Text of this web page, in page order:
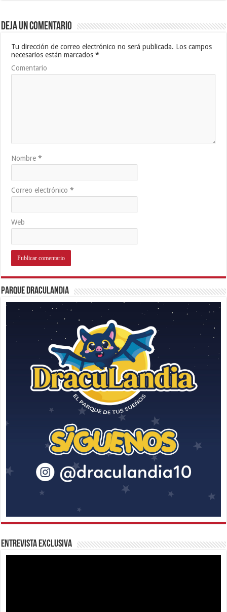
Deja un comentario
Tu dirección de correo electrónico no será publicada. Los campos
necesarios están marcados*
Comentario
Nombre*
Correo electrónico*
Web
Parque Draculandia
Entrevista Exclusiva